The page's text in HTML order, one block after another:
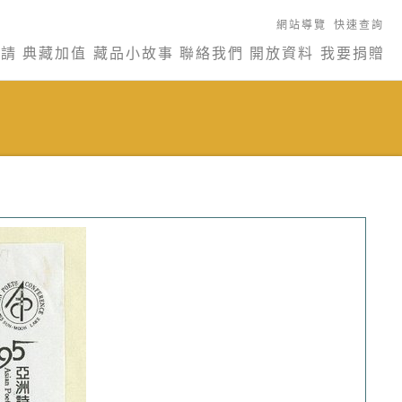
網站導覽 快速查詢
典藏加值 藏品小故事 聯絡我們 開放資料 我要捐贈